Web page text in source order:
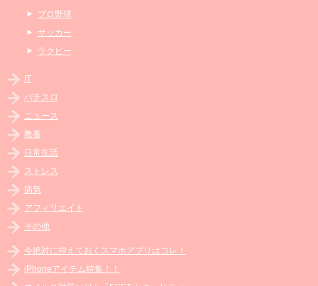
プロ野球
サッカー
ラクビー
IT
パチスロ
ニュース
教養
日常生活
ストレス
病気
アフィリエイト
その他
今絶対に抑えておくスマホアプリはコレ！
iPhoneアイテム特集！！